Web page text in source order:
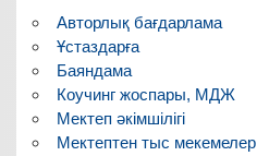
Авторлық бағдарлама
Ұстаздарға
Баяндама
Коучинг жоспары, МДЖ
Мектеп әкімшілігі
Мектептен тыс мекемелер